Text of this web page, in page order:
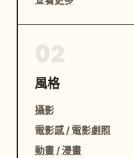
風格
攝影
電影感 / 電影劇照
動畫 / 漫畫